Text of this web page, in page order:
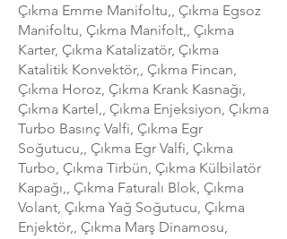
Çıkma Emme Manifoltu,, Çıkma Egsoz
Manifoltu, Çıkma Manifolt,, Çıkma
Karter, Çıkma Katalizatör, Çıkma
Katalitik Konvektör,, Çıkma Fincan,
Çıkma Horoz, Çıkma Krank Kasnağı,
Çıkma Kartel,, Çıkma Enjeksiyon, Çıkma
Turbo Basınç Valfi, Çıkma Egr
Soğutucu,, Çıkma Egr Valfi, Çıkma
Turbo, Çıkma Tirbün, Çıkma Külbilatör
Kapağı,, Çıkma Faturalı Blok, Çıkma
Volant, Çıkma Yağ Soğutucu, Çıkma
Enjektör,, Çıkma Marş Dinamosu,